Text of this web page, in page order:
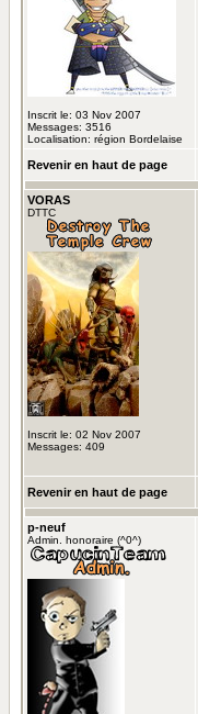
Inscrit le: 03 Nov 2007
Messages: 3516
Localisation: région Bordelaise
Revenir en haut de page
VORAS
DTTC
Inscrit le: 02 Nov 2007
Messages: 409
Revenir en haut de page
p-neuf
Admin. honoraire (^0^)